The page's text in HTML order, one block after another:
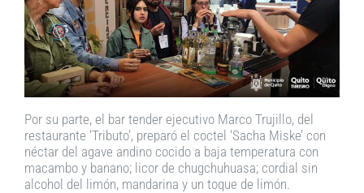
Por su parte, el bar tender ejecutivo Marco Trujillo, del
restaurante ‘Tributo’, preparó el coctel ‘Sacha Miske’ con
néctar del agave andino cocido a baja temperatura con
macambo y banano; licor de chugchuhuasa; cordial sin
alcohol del limón, mandarina y un toque de limón.